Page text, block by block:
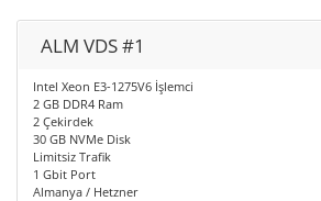
ALM VDS #1
Intel Xeon E3-1275V6 İşlemci
2 GB DDR4 Ram
2 Çekirdek
30 GB NVMe Disk
Limitsiz Trafik
1 Gbit Port
Almanya / Hetzner